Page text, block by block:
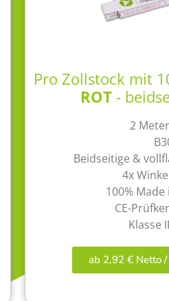
Pro Zollstock mit
ROT-
2
Beidseitige &
4x
100%
CE-
Klasse
ab 2,92 € Netto